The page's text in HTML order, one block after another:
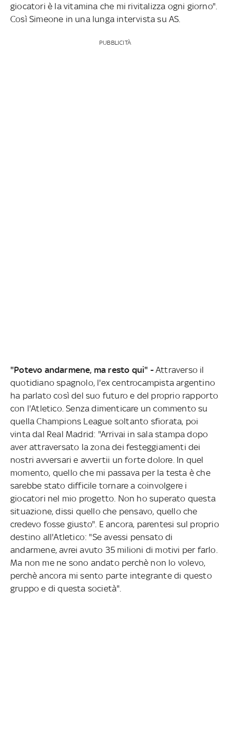
giocatori è la vitamina che mi rivitalizza ogni giorno".
Così Simeone in una lunga intervista su AS.
PUBBLICITÀ
"Potevo andarmene, ma resto qui" -Attraverso il
quotidiano spagnolo, l'ex centrocampista argentino
ha parlato così del suo futuro e del proprio rapporto
con l'Atletico. Senza dimenticare un commento su
quella Champions League soltanto sfiorata, poi
vinta dal Real Madrid: "Arrivai in sala stampa dopo
aver attraversato la zona dei festeggiamenti dei
nostri avversari e avvertii un forte dolore. In quel
momento, quello che mi passava per la testa è che
sarebbe stato difficile tornare a coinvolgere i
giocatori nel mio progetto. Non ho superato questa
situazione, dissi quello che pensavo, quello che
credevo fosse giusto". E ancora, parentesi sul proprio
destino all'Atletico: "Se avessi pensato di
andarmene, avrei avuto 35 milioni di motivi per farlo.
Ma non me ne sono andato perchè non lo volevo,
perchè ancora mi sento parte integrante di questo
gruppo e di questa società".